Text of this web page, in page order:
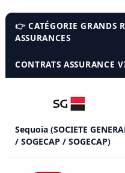
👉 CATÉGORIE GRANDS
ASSURANCES
CONTRATS ASSURANCE
Sequoia (SOCIETE
/ SOGECAP / SOGECAP)